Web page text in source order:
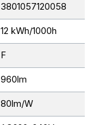
3801057120058
12 kWh/1000h
F
960lm
80lm/W